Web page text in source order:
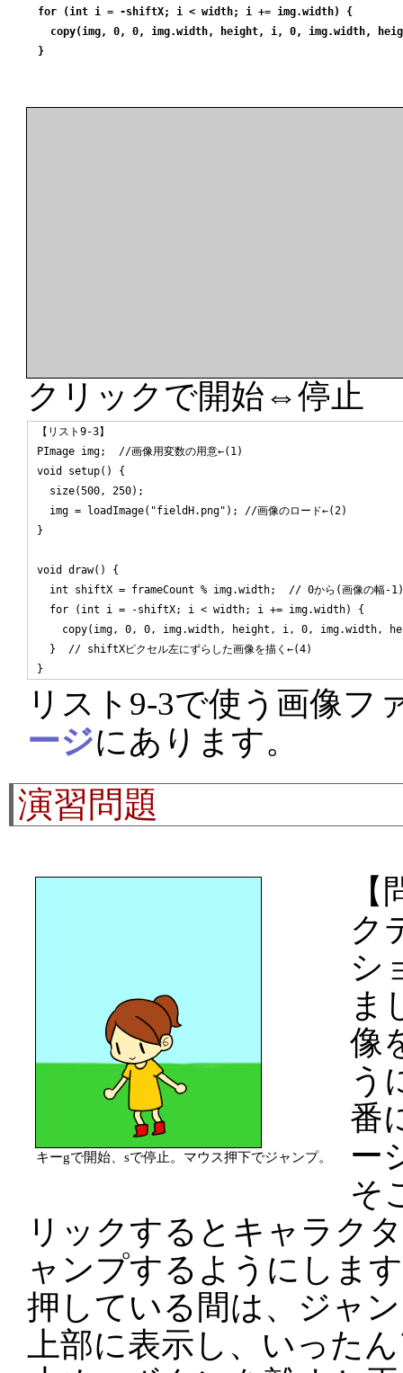
for (int i = -shiftX; i < width; i += img.width) {
copy(img, 0, 0, img.width, height, i, 0, img.width,
クリックで開始⇔停止
【リスト9-3】
PImage img;  //画像用変数の用意←(1)
void setup() {
  size(500, 250);
  img = loadImage("fieldH.png"); //画像のロード←(2)
}
void draw() {
int shiftX = frameCount % img.width;  // 0から(画像の幅-
  for (int i = -shiftX; i < width; i += img.width) {
copy(img, 0, 0, img.width, height, i, 0, img.width,
  }  // shiftXピクセル左にずらした画像を描く←(4)
リスト9-3で使う画像フ
ージにあります。
演習問題
キーgで開始、sで停止。マウス押下でジャンプ。
ク
シ
ま
像
う
番
ー
そ
リックするとキャラク
ャンプするようにしま
押している間は、ジャ
上部に表示し、いった